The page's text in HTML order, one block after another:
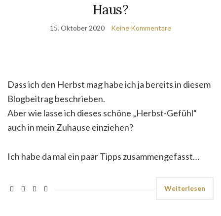
Haus?
15. Oktober 2020 Keine Kommentare
Dass ich den Herbst mag habe ich ja bereits in diesem
Blogbeitrag beschrieben.
Aber wie lasse ich dieses schöne „Herbst-Gefühl“
auch in mein Zuhause einziehen?
Ich habe da mal ein paar Tipps zusammengefasst…
Weiterlesen